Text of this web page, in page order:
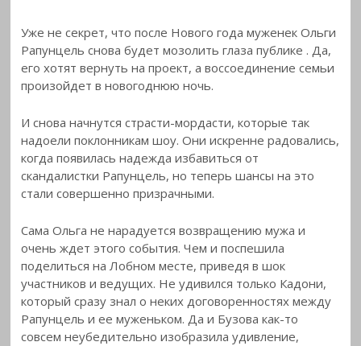
Уже не секрет, что после Нового года муженек Ольги
Рапунцель снова будет мозолить глаза публике . Да,
его хотят вернуть на проект, а воссоединение семьи
произойдет в новогоднюю ночь.
И снова начнутся страсти-мордасти, которые так
надоели поклонникам шоу. Они искренне радовались,
когда появилась надежда избавиться от
скандалистки Рапунцель, но теперь шансы на это
стали совершенно призрачными.
Сама Ольга не нарадуется возвращению мужа и
очень ждет этого события. Чем и поспешила
поделиться на Лобном месте, приведя в шок
участников и ведущих. Не удивился только Кадони,
который сразу знал о неких договоренностях между
Рапунцель и ее муженьком. Да и Бузова как-то
совсем неубедительно изобразила удивление,